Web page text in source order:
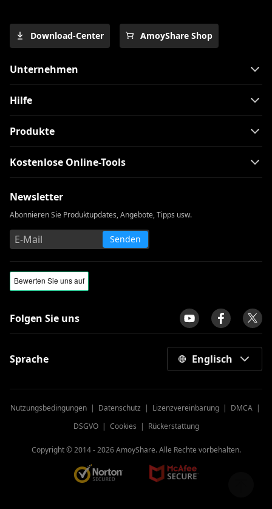
Download-Center AmoyShare Shop
Unternehmen
Hilfe
Produkte
Kostenlose Online-Tools
Newsletter
Abonnieren Sie Produktupdates, Angebote, Tipps usw.
Senden
Folgen Sie uns
Sprache Englisch
Nutzungsbedingungen| Datenschutz | Lizenzvereinbarung| DMCA|
DSGVO| Cookies | Rückerstattung
Copyright © 2014 -2026AmoyShare. Alle Rechte vorbehalten.